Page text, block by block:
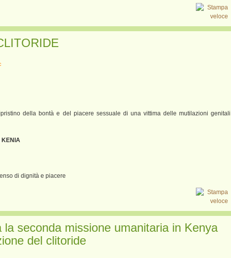
della bontà e del piacere sessuale di una vittima delle mutilazioni genitali
KENIA
di dignità e piacere
la seconda missione umanitaria in Kenya
del clitoride